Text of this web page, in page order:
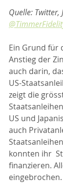
Quelle: Twitter,
Ein Grund für
Anstieg der
auch darin,
US-
zeigt die
US und
auch
konnten ihr
finanzieren.
eingebrochen.